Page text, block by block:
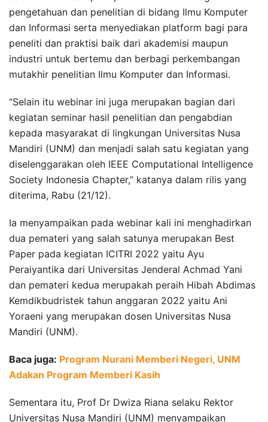
pengetahuan dan penelitian di bidang Ilmu Komputer
dan Informasi serta menyediakan platform bagi para
peneliti dan praktisi baik dari akademisi maupun
industri untuk bertemu dan berbagi perkembangan
mutakhir penelitian Ilmu Komputer dan Informasi.
“Selain itu webinar ini juga merupakan bagian dari
kegiatan seminar hasil penelitian dan pengabdian
kepada masyarakat di lingkungan Universitas Nusa
Mandiri (UNM) dan menjadi salah satu kegiatan yang
diselenggarakan oleh IEEE Computational Intelligence
Society Indonesia Chapter,” katanya dalam rilis yang
diterima, Rabu (21/12).
Ia menyampaikan pada webinar kali ini menghadirkan
dua pemateri yang salah satunya merupakan Best
Paper pada kegiatan ICITRI 2022 yaitu Ayu
Peraiyantika dari Universitas Jenderal Achmad Yani
dan pemateri kedua merupakah peraih Hibah Abdimas
Kemdikbudristek tahun anggaran 2022 yaitu Ani
Yoraeni yang merupakan dosen Universitas Nusa
Mandiri (UNM).
Baca juga: Program Nurani Memberi Negeri, UNM
Adakan Program Memberi Kasih
Sementara itu, Prof Dr Dwiza Riana selaku Rektor
Universitas Nusa Mandiri (UNM) menyampaikan